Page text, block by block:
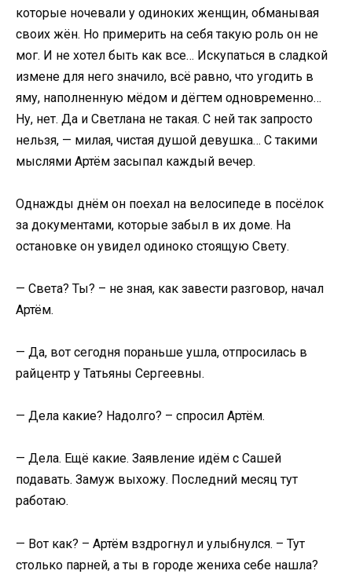
которые ночевали у одиноких женщин, обманывая
своих жён. Но примерить на себя такую роль он не
мог. И не хотел быть как все… Искупаться в сладкой
измене для него значило, всё равно, что угодить в
яму, наполненную мёдом и дёгтем одновременно…
Ну, нет. Да и Светлана не такая. С ней так запросто
нельзя, — милая, чистая душой девушка… С такими
мыслями Артём засыпал каждый вечер.
Однажды днём он поехал на велосипеде в посёлок
за документами, которые забыл в их доме. На
остановке он увидел одиноко стоящую Свету.
— Света? Ты? – не зная, как завести разговор, начал
Артём.
— Да, вот сегодня пораньше ушла, отпросилась в
райцентр у Татьяны Сергеевны.
— Дела какие? Надолго? – спросил Артём.
— Дела. Ещё какие. Заявление идём с Сашей
подавать. Замуж выхожу. Последний месяц тут
работаю.
— Вот как? – Артём вздрогнул и улыбнулся. – Тут
столько парней, а ты в городе жениха себе нашла?